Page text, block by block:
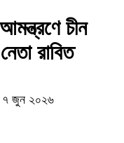
চীন
রাবিত
৭ জুন ২০২৬